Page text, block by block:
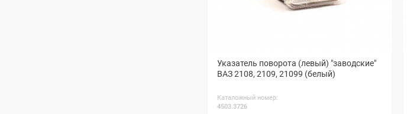
Указатель поворота (левый) "заводские"
ВАЗ 2108, 2109, 21099 (белый)
Каталожный номер:
4503.3726